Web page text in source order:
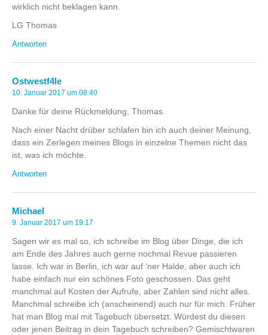
wirklich nicht beklagen kann.
LG Thomas
Antworten
Ostwestf4le
10. Januar 2017 um 08:40
Danke für deine Rückmeldung, Thomas.
Nach einer Nacht drüber schlafen bin ich auch deiner Meinung,
dass ein Zerlegen meines Blogs in einzelne Themen nicht das
ist, was ich möchte.
Antworten
Michael
9. Januar 2017 um 19:17
Sagen wir es mal so, ich schreibe im Blog über Dinge, die ich
am Ende des Jahres auch gerne nochmal Revue passieren
lasse. Ich war in Berlin, ich war auf ‘ner Halde, aber auch ich
habe einfach nur ein schönes Foto geschossen. Das geht
manchmal auf Kosten der Aufrufe, aber Zahlen sind nicht alles.
Manchmal schreibe ich (anscheinend) auch nur für mich. Früher
hat man Blog mal mit Tagebuch übersetzt. Würdest du diesen
oder jenen Beitrag in dein Tagebuch schreiben? Gemischtwaren